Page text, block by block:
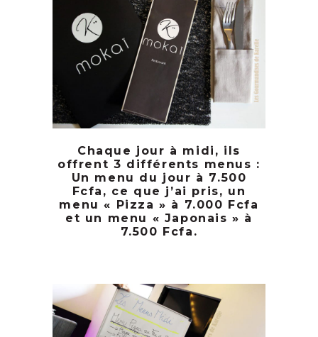
Chaque jour à midi, ils
offrent 3 différents menus :
Un menu du jour à 7.500
Fcfa, ce que j’ai pris, un
menu « Pizza » à 7.000 Fcfa
et un menu « Japonais » à
7.500 Fcfa.